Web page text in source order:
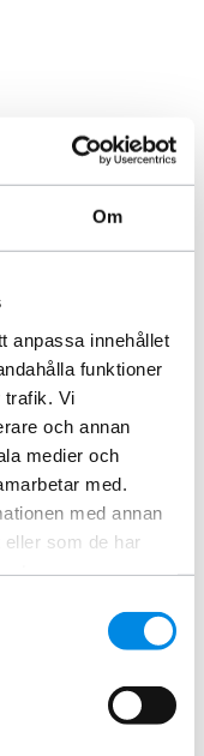
Om
anpassa innehållet
funktioner
trafik. Vi
och annan
medier och
med.
med annan
som de har